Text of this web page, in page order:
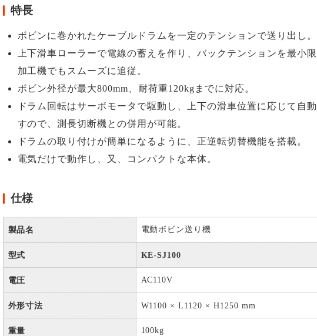
特長
ボビンに巻かれたケーブルドラムを一定のテンションで送り出し。
上下滑車ローラーで電線の蓄えを作り、バックテンションを最小
加工機でもスムーズに追従。
ボビン外径が最大800mm、耐荷重120kgまでに対応。
ドラム回転はサーボモータで駆動し、上下の滑車位置に応じて自
すので、測長切断機との併用が可能。
ドラムの取り付けが簡単になるように、正逆転切替機能を搭載。
電気だけで動作し、又、コンパクトな本体。
仕様
製品名 電動ボビン送り機
型式 KE-SJ100
電圧 AC110V
外形寸法 W1100 × L1120 × H1250 mm
重量 100kg